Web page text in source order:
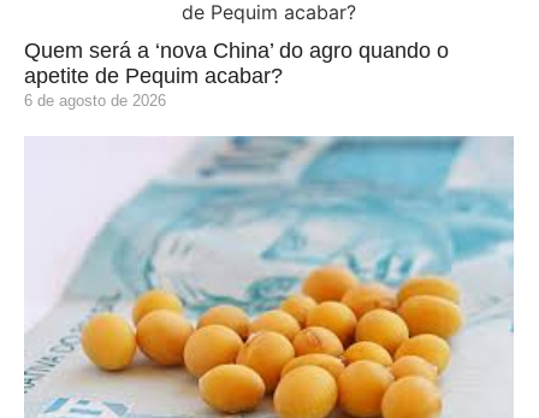
Quem será a ‘nova China’ do agro quando o
apetite de Pequim acabar?
6 de agosto de 2026